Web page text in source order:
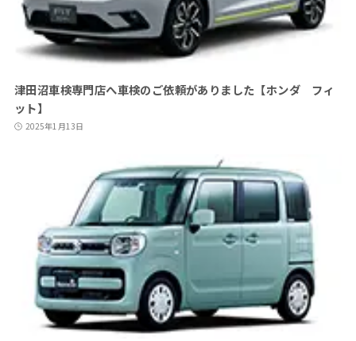
津田沼車検専門店へ車検のご依頼がありました【ホンダ フィ
ット】
2025年1月13日